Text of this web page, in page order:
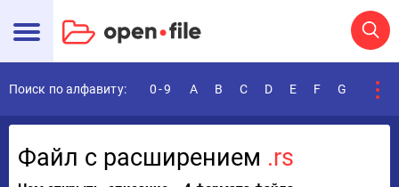
Поиск по алфавиту: 0-9 A B C D E F G
Файл с расширением .rs